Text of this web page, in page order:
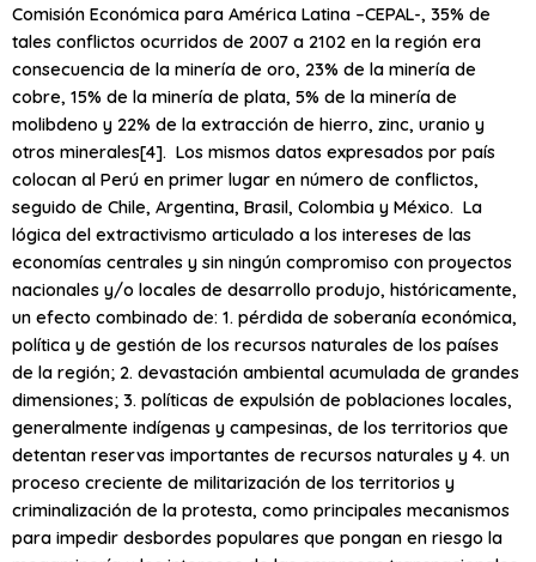
Comisión Económica para América Latina –CEPAL-, 35% de
tales conflictos ocurridos de 2007 a 2102 en la región era
consecuencia de la minería de oro, 23% de la minería de
cobre, 15% de la minería de plata, 5% de la minería de
molibdeno y 22% de la extracción de hierro, zinc, uranio y
otros minerales[4]. Los mismos datos expresados por país
colocan al Perú en primer lugar en número de conflictos,
seguido de Chile, Argentina, Brasil, Colombia y México. La
lógica del extractivismo articulado a los intereses de las
economías centrales y sin ningún compromiso con proyectos
nacionales y/o locales de desarrollo produjo, históricamente,
un efecto combinado de: 1. pérdida de soberanía económica,
política y de gestión de los recursos naturales de los países
de la región; 2. devastación ambiental acumulada de grandes
dimensiones; 3. políticas de expulsión de poblaciones locales,
generalmente indígenas y campesinas, de los territorios que
detentan reservas importantes de recursos naturales y 4. un
proceso creciente de militarización de los territorios y
criminalización de la protesta, como principales mecanismos
para impedir desbordes populares que pongan en riesgo la